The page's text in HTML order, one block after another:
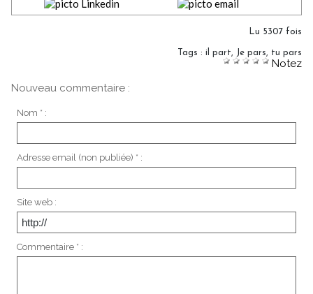
Lu 5307 fois
Tags : il part, Je pars, tu pars
Notez
Nouveau commentaire :
Nom * :
Adresse email (non publiée) * :
Site web :
Commentaire * :